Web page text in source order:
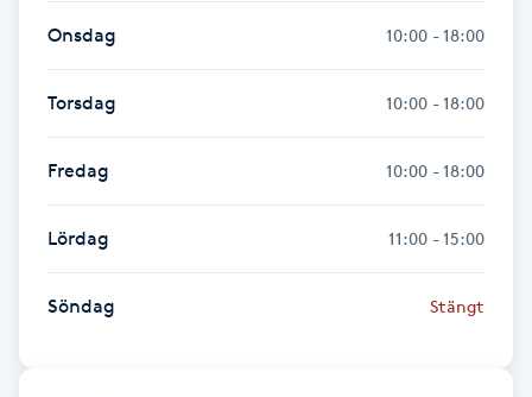
Frisör
Funktionsanalys
Onsdag 10:00 - 18:00
Torsdag 10:00 - 18:00
Fredag 10:00 - 18:00
Lördag 11:00 - 15:00
Söndag Stängt